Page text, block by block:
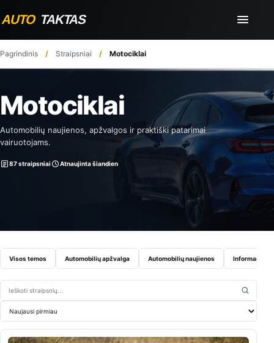
Pagrindinis Straipsniai Motociklai
Motociklai
Automobilių naujienos, apžvalgos ir praktiški patarimai
vairuotojams.
87 straipsniai Atnaujinta šiandien
Visos temos Automobilių apžvalga Automobilių naujienos
Ieškoti straipsnių
Rikiuoti straipsnius